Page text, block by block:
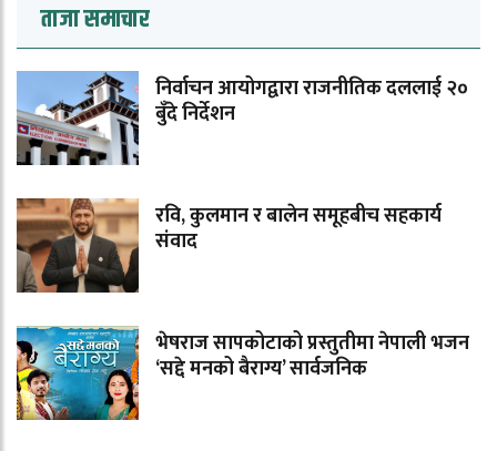
ताजा समाचार
निर्वाचन आयोगद्वारा राजनीतिक दललाई २०
बुँदे निर्देशन
रवि, कुलमान र बालेन समूहबीच सहकार्य
संवाद
भेषराज सापकोटाको प्रस्तुतीमा नेपाली भजन
‘सद्दे मनको बैराग्य’ सार्वजनिक